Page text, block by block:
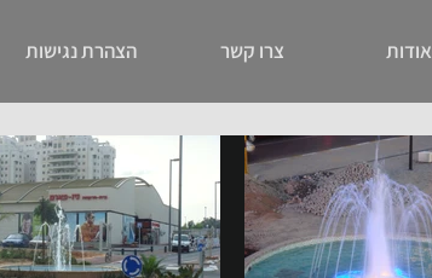
אודות צרו קשר הצהרת נגישות